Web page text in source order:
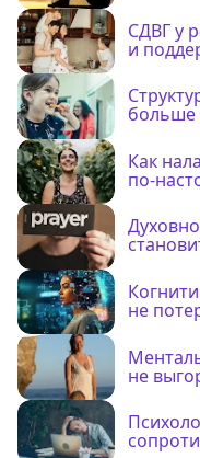
СДВГ у
и
больше
Как
по-
не
не